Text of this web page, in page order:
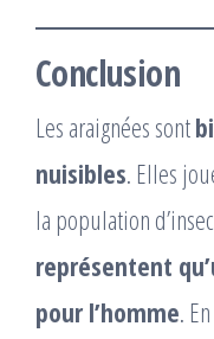
Conclusion
Les araignées sont
nuisibles. Elles
la population
représentent
pour l’homme.